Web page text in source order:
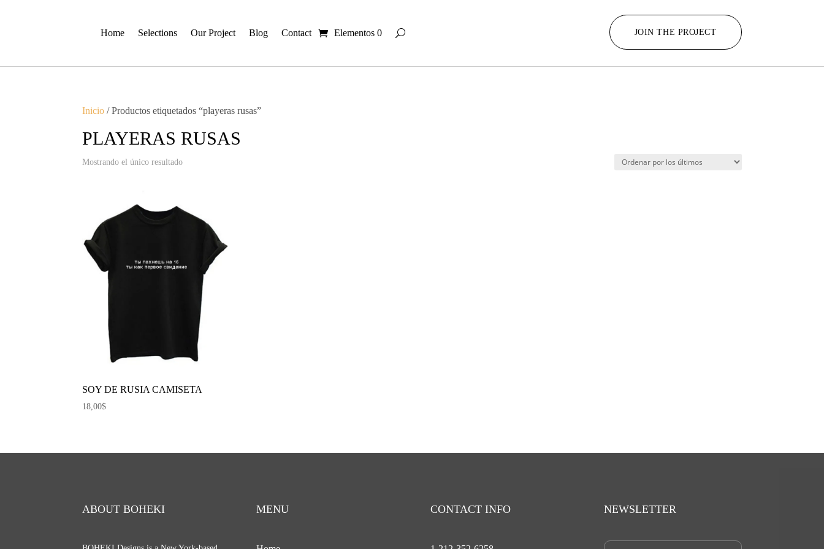
Home Selections Our Project Blog Contact Elementos 0 JOIN THE PROJECT
Inicio / Productos etiquetados “playeras rusas”
PLAYERAS RUSAS
Mostrando el único resultado
SOY DE RUSIA CAMISETA
18,00$
ABOUT BOHEKI MENU CONTACT INFO NEWSLETTER